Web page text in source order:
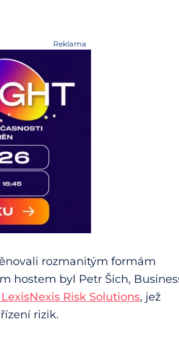
Reklama
rozmanitým formám
hostem byl Petr Šich,
⁠LexisNexis Risk Solutions⁠, jež
rizik.